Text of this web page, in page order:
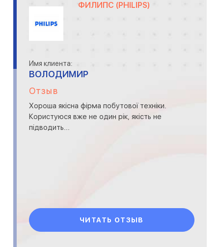
ФИЛИПС (PHILIPS)
Имя клиента:
ВОЛОДИМИР
Отзыв
Хороша якісна фірма побутової техніки.
Користуюся вже не один рік, якість не
підводить...
ЧИТАТЬ ОТЗЫВ